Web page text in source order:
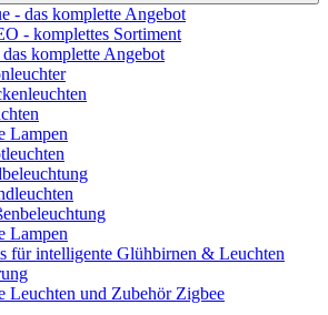
- das komplette Angebot
- komplettes Sortiment
komplette Angebot
Lampen
Lampen
für intelligente Glühbirnen & Leuchten
Leuchten und Zubehör Zigbee